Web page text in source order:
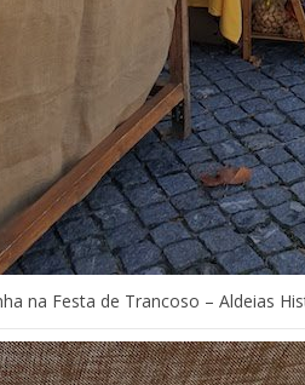
na Festa de Trancoso – Aldeias